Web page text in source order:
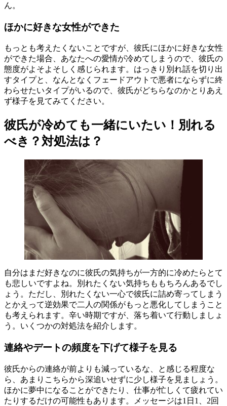
ん。
ほかに好きな女性ができた
もっとも考えたくないことですが、彼氏にほかに好きな女性
ができた場合、あなたへの愛情が冷めてしまうので、彼氏の
態度がよそよそしく感じられます。はっきり別れ話を切り出
すタイプと、なんとなくフェードアウトで悪者にならずに終
わらせたいタイプがいるので、彼氏がどちらなのかとりあえ
ず様子を見てみてください。
彼氏が冷めても一緒にいたい！別れる
べき？対処法は？
自分はまだ好きなのに彼氏の気持ちが一方的に冷めたらとて
も悲しいですよね。別れたくない気持ちももちろんあるでし
ょう。ただし、別れたくない一心で彼氏に詰め寄ってしまう
とかえって逆効果で二人の関係がもっと悪化してしまうこと
も考えられます。辛い時期ですが、落ち着いて行動しましょ
う。いくつかの対処法を紹介します。
連絡やデートの頻度を下げて様子を見る
彼氏からの連絡が前よりも減っているな、と感じる程度な
ら、あまりこちらから深追いせずに少し様子を見ましょう。
ほかに夢中になることができたり、仕事が忙しくて疲れてい
たりするだけの可能性もあります。メッセージは1日1、2回